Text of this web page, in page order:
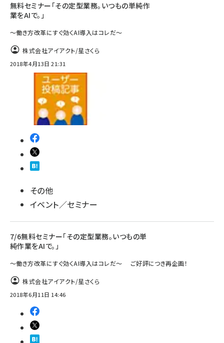
無料セミナー「その定型業務。いつもの単純作
業をAIで。」
～働き方改革にすぐ効くAI導入はコレだ～
株式会社アイアクト/星さくら
2018年4月13日 21:31
その他
イベント／セミナー
7/6無料セミナー「その定型業務。いつもの単
純作業をAIで。」
～働き方改革にすぐ効くAI導入はコレだ～ ご好評につき再企画！
株式会社アイアクト/星さくら
2018年6月11日 14:46